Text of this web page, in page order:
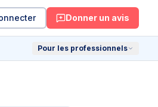
Donner un avis
Pour les professionnels